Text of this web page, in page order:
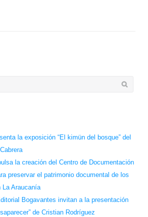
la exposición “El kimün del bosque” del
la creación del Centro de Documentación
preservar el patrimonio documental de los
La Araucanía
Bogavantes invitan a la presentación
de Cristian Rodríguez